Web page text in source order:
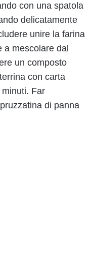
con una spatola
delicatamente
unire la farina
a mescolare dal
un composto
con carta
Far
di panna